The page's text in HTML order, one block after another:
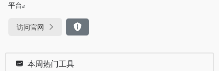
平台
访问官网
本周热门工具